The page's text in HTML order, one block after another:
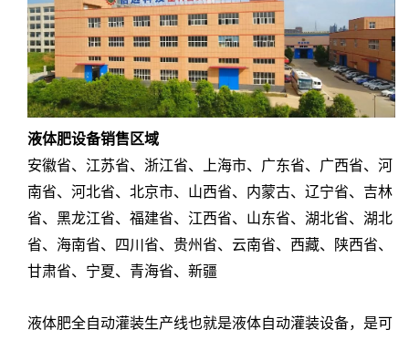
液体肥设备销售区域
安徽省、江苏省、浙江省、上海市、广东省、广西省、河
南省、河北省、北京市、山西省、内蒙古、辽宁省、吉林
省、黑龙江省、福建省、江西省、山东省、湖北省、湖北
省、海南省、四川省、贵州省、云南省、西藏、陕西省、
甘肃省、宁夏、青海省、新疆
液体肥全自动灌装生产线也就是液体自动灌装设备，是可